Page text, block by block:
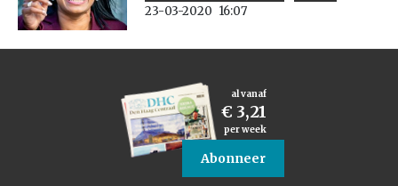
23-03-2020 16:07
al vanaf
€ 3,21
per week
Abonneer